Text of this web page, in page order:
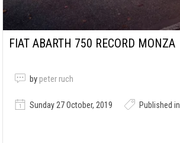
FIAT ABARTH 750 RECORD MONZA
by peter ruch
Sunday 27 October, 2019 Published in